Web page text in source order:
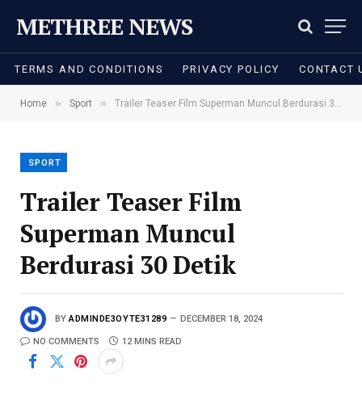
METHREE NEWS
TERMS AND CONDITIONS PRIVACY POLICY CONTACT
Home » Sport » Trailer Teaser Film Superman Muncul Berdurasi 30 Detik
SPORT
Trailer Teaser Film
Superman Muncul
Berdurasi 30 Detik
BY ADMINDE3OYTE31289 DECEMBER 18, 2024
NO COMMENTS 12 MINS READ